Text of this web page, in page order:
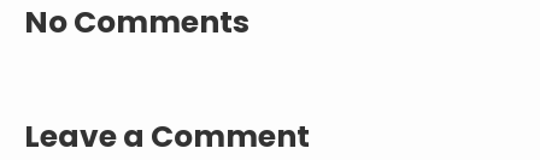
No Comments
Leave a Comment